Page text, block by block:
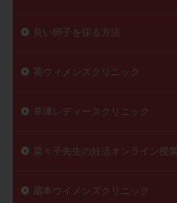
良い卵子を採る方法
英ウィメンズクリニック
草津レディースクリニック
菜々子先生の妊活オンライン授業
蔵本ウイメンズクリニック